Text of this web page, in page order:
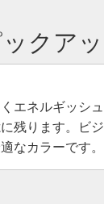
クア
エネルギッシュ
残ります。ビ
なカラーです。